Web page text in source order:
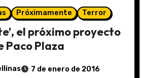
Próximamente Terror
el próximo proyecto
Paco Plaza
7 de enero de 2016